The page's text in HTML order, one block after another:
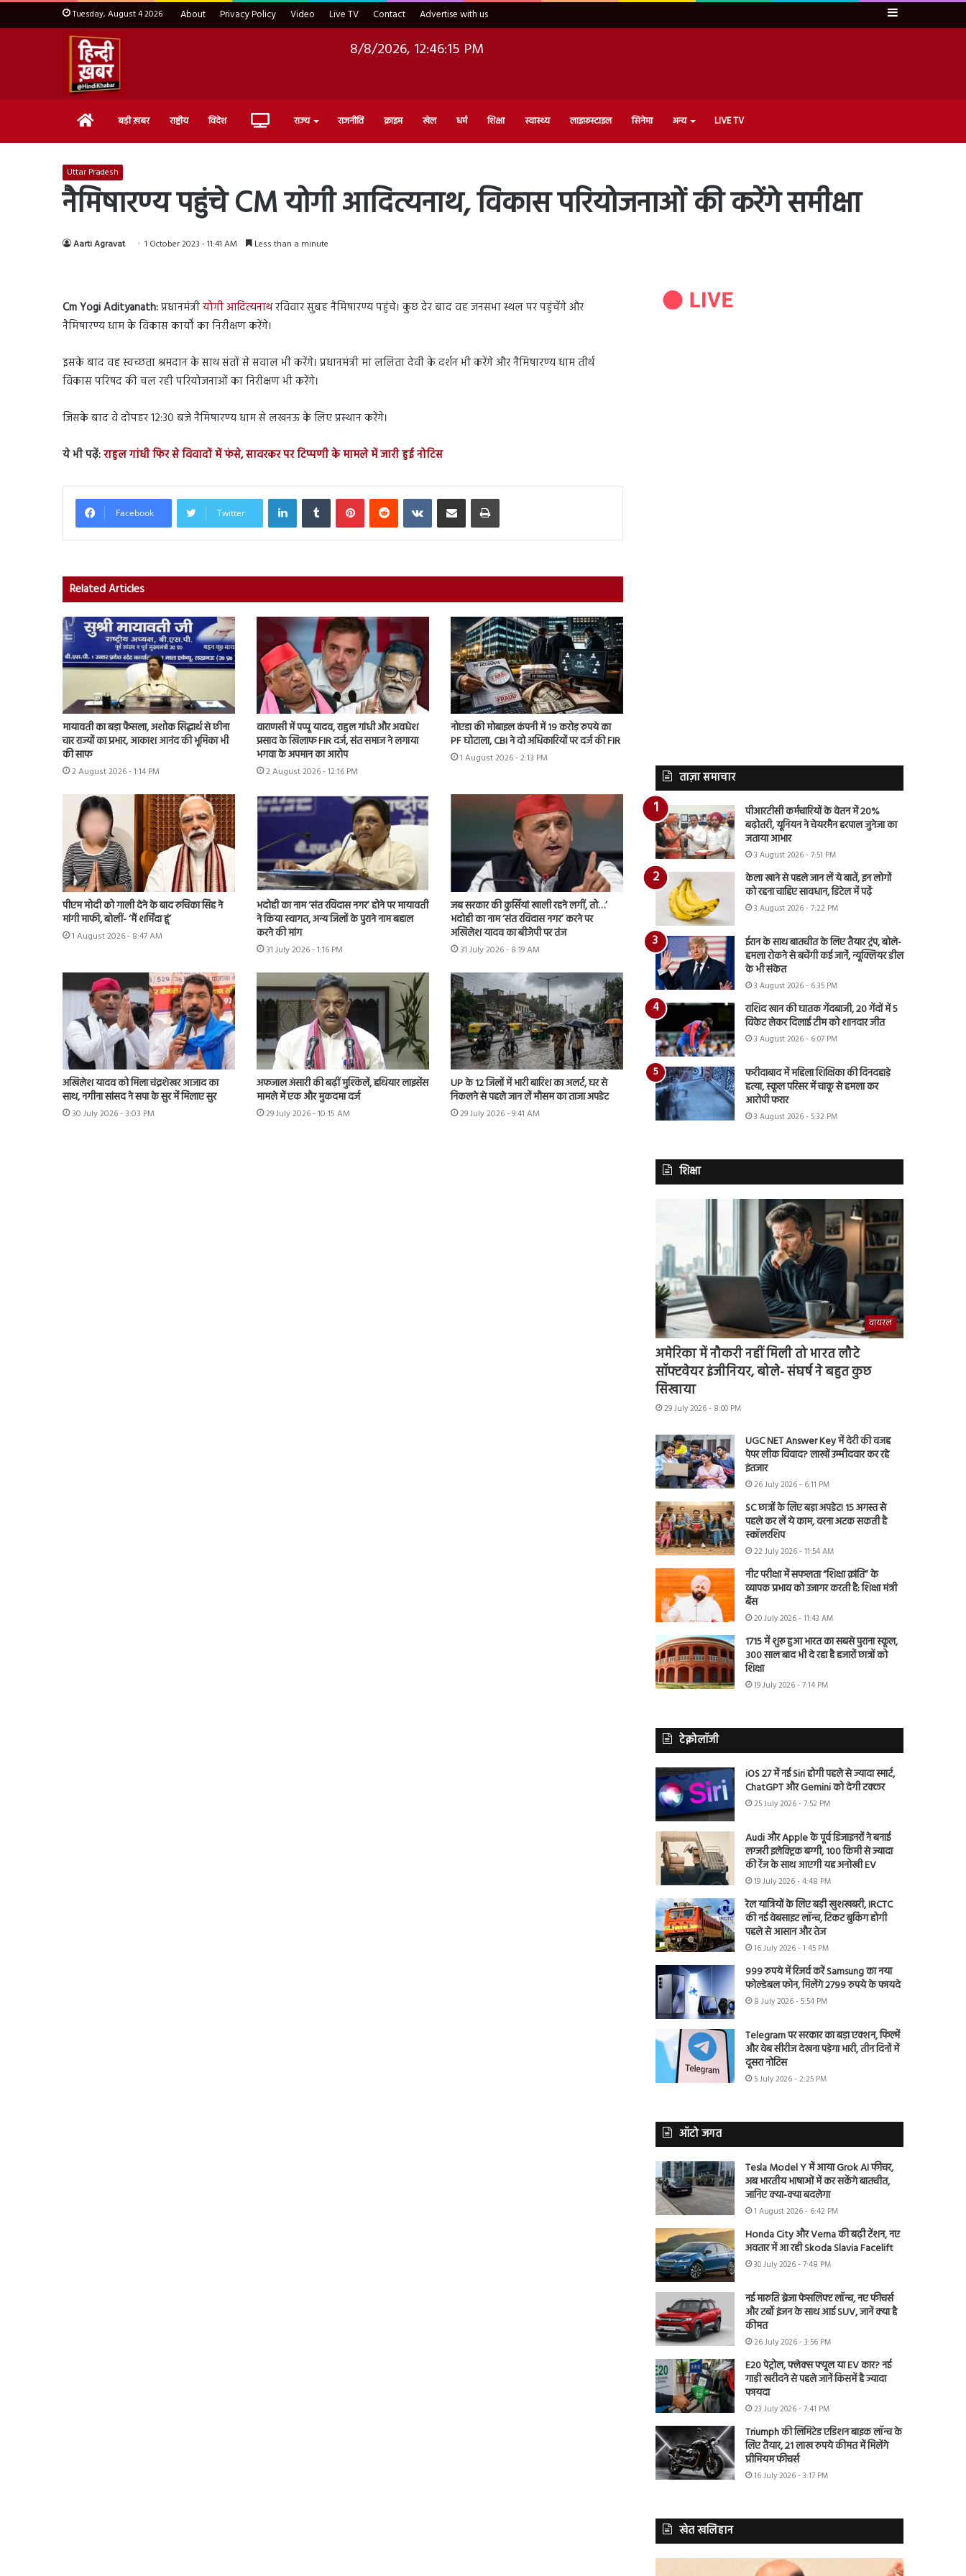
Tuesday, August 4 2026 About Privacy Policy Video Live TV Contact Advertise with us Sidebar
8/8/2026, 12:46:16 PM
Home बड़ी ख़बर राष्ट्रीय विदेश Live राज्य राजनीति क्राइम खेल धर्म शिक्षा स्वास्थ्य लाइफ़स्टाइल सिनेमा अन्य LIVE TV
Uttar Pradesh
नैमिषारण्य पहुंचे CM योगी आदित्यनाथ, विकास परियोजनाओं की करेंगे समीक्षा
Aarti Agravat 1 October 2023 - 11:41 AM Less than a minute
Cm Yogi Adityanath:प्रधानमंत्रीयोगी आदित्यनाथरविवार सुबह नैमिषारण्य पहुंचे। कुछ देर बाद वह जनसभा स्थल पर पहुंचेंगे और
नैमिषारण्य धाम के विकास कार्यों का निरीक्षण करेंगे।
इसके बाद वह स्वच्छता श्रमदान के साथ संतों से सवाल भी करेंगे। प्रधानमंत्री मां ललिता देवी के दर्शन भी करेंगे और नैमिषारण्य धाम तीर्थ
विकास परिषद की चल रही परियोजनाओं का निरीक्षण भी करेंगे।
जिसके बाद वे दोपहर 12:30 बजे नैमिषारण्य धाम से लखनऊ के लिए प्रस्थान करेंगे।
ये भी पढ़ें:राहुल गांधी फिर से विवादों में फंसे, सावरकर पर टिप्पणी के मामले में जारी हुई नोटिस
Facebook Twitter
LinkedInTumblr PinterestReddit VKontakteShare via Email Print
Related Articles
मायावती का बड़ा फैसला, अशोक सिद्धार्थ से छीना
चार राज्यों का प्रभार, आकाश आनंद की भूमिका भी
की साफ
2 August 2026 - 1:14 PM
वाराणसी में पप्पू यादव, राहुल गांधी और अवधेश
प्रसाद के खिलाफ FIR दर्ज, संत समाज ने लगाया
भगवा के अपमान का आरोप
2 August 2026 - 12:16 PM
नोएडा की मोबाइल कंपनी में 19 करोड़ रुपये का
PF घोटाला, CBI ने दो अधिकारियों पर दर्ज की FIR
1 August 2026 - 2:13 PM
पीएम मोदी को गाली देने के बाद रुचिका सिंह ने
मांगी माफी, बोलीं- ‘मैं शर्मिंदा हूं’
1 August 2026 - 8:47 AM
भदोही का नाम ‘संत रविदास नगर’ होने पर मायावती
ने किया स्वागत, अन्य जिलों के पुराने नाम बहाल
करने की मांग
31 July 2026 - 1:16 PM
जब सरकार की कुर्सियां खाली रहने लगीं, तो…’
भदोही का नाम ‘संत रविदास नगर’ करने पर
अखिलेश यादव का बीजेपी पर तंज
31 July 2026 - 8:19 AM
अखिलेश यादव को मिला चंद्रशेखर आजाद का
साथ, नगीना सांसद ने सपा के सुर में मिलाए सुर
30 July 2026 - 3:03 PM
अफजाल अंसारी की बढ़ीं मुश्किलें, हथियार लाइसेंस
मामले में एक और मुकदमा दर्ज
29 July 2026 - 10:15 AM
UP के 12 जिलों में भारी बारिश का अलर्ट, घर से
निकलने से पहले जान लें मौसम का ताजा अपडेट
29 July 2026 - 9:41 AM
ताज़ा समाचार
पीआरटीसी कर्मचारियों के वेतन में 20%
बढ़ोतरी, यूनियन ने चेयरमैन हरपाल जुनेजा का
जताया आभार
3 August 2026 - 7:51 PM
केला खाने से पहले जान लें ये बातें, इन लोगों
को रहना चाहिए सावधान, डिटेल में पढ़ें
3 August 2026 - 7:22 PM
ईरान के साथ बातचीत के लिए तैयार ट्रंप, बोले-
हमला रोकने से बचेंगी कई जानें, न्यूक्लियर डील
के भी संकेत
3 August 2026 - 6:35 PM
राशिद खान की घातक गेंदबाजी, 20 गेंदों में 5
विकेट लेकर दिलाई टीम को शानदार जीत
3 August 2026 - 6:07 PM
फरीदाबाद में महिला शिक्षिका की दिनदहाड़े
हत्या, स्कूल परिसर में चाकू से हमला कर
आरोपी फरार
3 August 2026 - 5:32 PM
शिक्षा
वायरल
अमेरिका में नौकरी नहीं मिली तो भारत लौटे
सॉफ्टवेयर इंजीनियर, बोले- संघर्ष ने बहुत कुछ
सिखाया
29 July 2026 - 8:00 PM
UGC NET Answer Key में देरी की वजह
पेपर लीक विवाद? लाखों उम्मीदवार कर रहे
इंतजार
26 July 2026 - 6:11 PM
SC छात्रों के लिए बड़ा अपडेट! 15 अगस्त से
पहले कर लें ये काम, वरना अटक सकती है
स्कॉलरशिप
22 July 2026 - 11:54 AM
नीट परीक्षा में सफलता “शिक्षा क्रांति” के
व्यापक प्रभाव को उजागर करती है: शिक्षा मंत्री
बैंस
20 July 2026 - 11:43 AM
1715 में शुरू हुआ भारत का सबसे पुराना स्कूल,
300 साल बाद भी दे रहा है हजारों छात्रों को
शिक्षा
19 July 2026 - 7:14 PM
टेक्नोलॉजी
iOS 27 में नई Siri होगी पहले से ज्यादा स्मार्ट,
ChatGPT और Gemini को देगी टक्कर
25 July 2026 - 7:52 PM
Audi और Apple के पूर्व डिजाइनरों ने बनाई
लग्जरी इलेक्ट्रिक बग्गी, 100 किमी से ज्यादा
की रेंज के साथ आएगी यह अनोखी EV
19 July 2026 - 4:48 PM
रेल यात्रियों के लिए बड़ी खुशखबरी, IRCTC
की नई वेबसाइट लॉन्च, टिकट बुकिंग होगी
पहले से आसान और तेज
16 July 2026 - 1:45 PM
999 रुपये में रिजर्व करें Samsung का नया
फोल्डेबल फोन, मिलेंगे 2799 रुपये के फायदे
8 July 2026 - 5:54 PM
Telegram पर सरकार का बड़ा एक्शन, फिल्में
और वेब सीरीज देखना पड़ेगा भारी, तीन दिनों में
दूसरा नोटिस
5 July 2026 - 2:25 PM
ऑटो जगत
Tesla Model Y में आया Grok AI फीचर,
अब भारतीय भाषाओं में कर सकेंगे बातचीत,
जानिए क्या-क्या बदलेगा
1 August 2026 - 6:42 PM
Honda City और Verna की बढ़ी टेंशन, नए
अवतार में आ रही Skoda Slavia Facelift
30 July 2026 - 7:48 PM
नई मारुति ब्रेजा फेसलिफ्ट लॉन्च, नए फीचर्स
और टर्बो इंजन के साथ आई SUV, जानें क्या है
कीमत
26 July 2026 - 3:56 PM
E20 पेट्रोल, फ्लेक्स फ्यूल या EV कार? नई
गाड़ी खरीदने से पहले जानें किसमें है ज्यादा
फायदा
23 July 2026 - 7:41 PM
Triumph की लिमिटेड एडिशन बाइक लॉन्च के
लिए तैयार, 21 लाख रुपये कीमत में मिलेंगे
प्रीमियम फीचर्स
16 July 2026 - 3:17 PM
खेत खलिहान